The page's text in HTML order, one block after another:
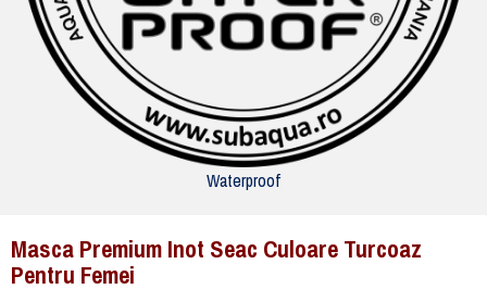
Waterproof
Masca Premium Inot Seac Culoare Turcoaz
Pentru Femei